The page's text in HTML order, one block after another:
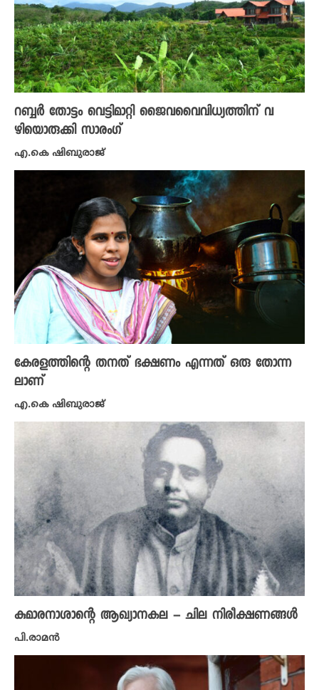
റബ്ബർ തോട്ടം വെട്ടിമാറ്റി ജൈവവൈവിധ്യത്തിന് വ
ഴിയൊരുക്കി സാരംഗ്
എ.കെ ഷിബുരാജ്
കേരളത്തിന്റെ തനത് ഭക്ഷണം എന്നത് ഒരു തോന്ന
ലാണ്
എ.കെ ഷിബുരാജ്
കുമാരനാശാന്റെ ആഖ്യാനകല – ചില നിരീക്ഷണങ്ങൾ
പി.രാമൻ